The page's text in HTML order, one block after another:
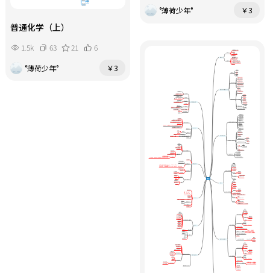
°薄荷少年°
￥3
普通化学（上）
1.5k 63 21
6
°薄荷少年°
￥3